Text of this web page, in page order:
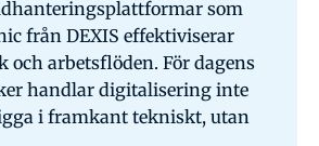
som
från DEXIS effektiviserar
och arbetsflöden. För dagens
handlar digitalisering inte
i framkant tekniskt, utan